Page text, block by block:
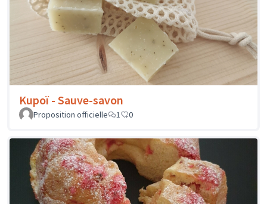
Kupoï - Sauve-savon
Proposition officielle 1 0